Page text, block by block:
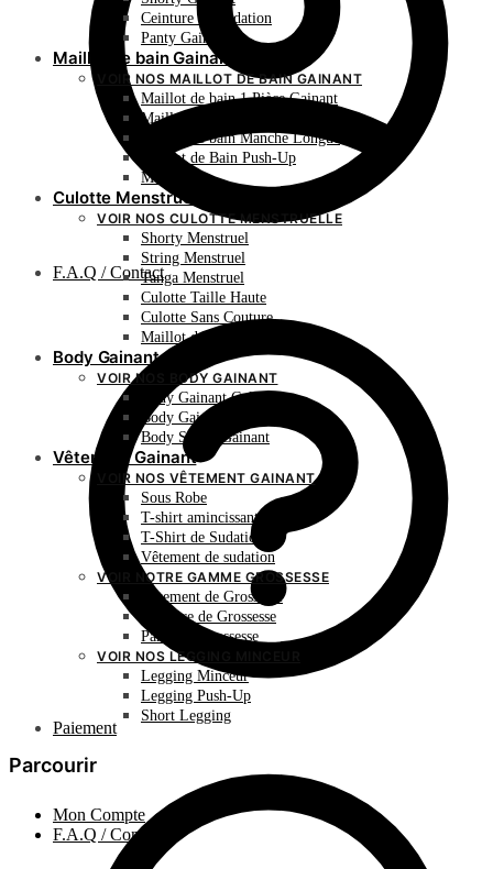
F.A.Q / Contact
Paiement
Ceinture de Sudation
Panty Gainant
Maillot de bain Gainant
VOIR NOS MAILLOT DE BAIN GAINANT
Maillot de bain 1 Pièce Gainant
Maillot de bain 2 Pièces Gainant
Maillot de bain Manche Longue
Maillot de Bain Push-Up
Monokini
Culotte Menstruelle
VOIR NOS CULOTTE MENSTRUELLE
Shorty Menstruel
String Menstruel
Tanga Menstruel
Culotte Taille Haute
Culotte Sans Couture
Maillot de Bain Menstruel
Body Gainant
VOIR NOS BODY GAINANT
Body Gainant Culotte
Body Gainant Shorty
Body String Gainant
Vêtement Gainant
VOIR NOS VÊTEMENT GAINANT
Sous Robe
T-shirt amincissant
T-Shirt de Sudation
Vêtement de sudation
VOIR NOTRE GAMME GROSSESSE
Vêtement de Grossesse
Ceinture de Grossesse
Panty de Grossesse
VOIR NOS LEGGING MINCEUR
Legging Minceur
Legging Push-Up
Short Legging
Parcourir
Mon Compte
F.A.Q / Contact